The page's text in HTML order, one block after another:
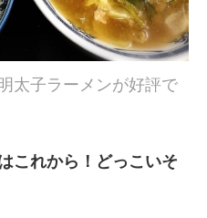
太子ラーメンが好評で
これから！どっこいそ